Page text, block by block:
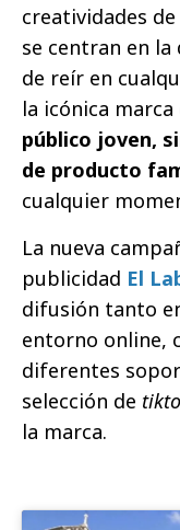
creatividades
se centran en
de reír en
la icónica marca
público joven,
de producto
cualquier
La nueva
publicidad El
difusión tanto
entorno online,
diferentes
selección de
la marca.